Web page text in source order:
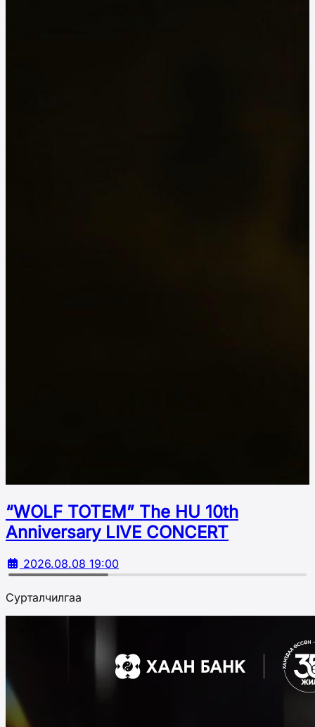
“WOLF TOTEM” The HU 10th
Аnniversary LIVE CONCERT
2026.08.08 19:00
Сурталчилгаа